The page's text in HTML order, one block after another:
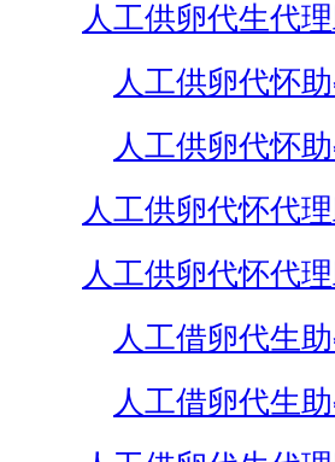
人工供卵代生代
人工供卵代怀
人工供卵代怀
人工供卵代怀代
人工供卵代怀代
人工借卵代生
人工借卵代生